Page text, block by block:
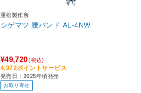
重松製作所
シゲマツ 腰バンド AL-4NW
¥49,720(税込)
4,972ポイントサービス
発売日：2025年頃発売
お取り寄せ